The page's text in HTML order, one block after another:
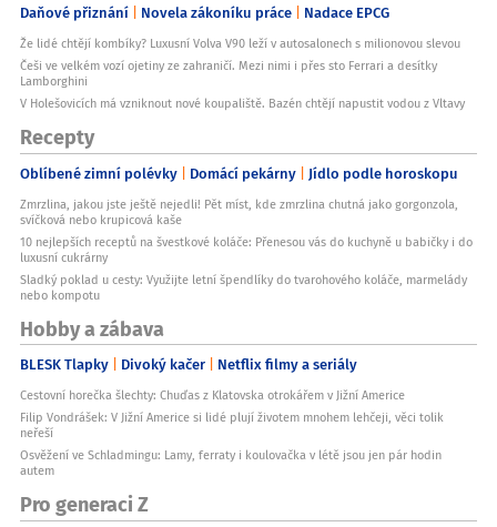
Daňové přiznání Novela zákoníku práce Nadace EPCG
Že lidé chtějí kombíky? Luxusní Volva V90 leží v autosalonech s milionovou slevou
Češi ve velkém vozí ojetiny ze zahraničí. Mezi nimi i přes sto Ferrari a desítky
Lamborghini
V Holešovicích má vzniknout nové koupaliště. Bazén chtějí napustit vodou z Vltavy
Recepty
Oblíbené zimní polévky Domácí pekárny Jídlo podle horoskopu
Zmrzlina, jakou jste ještě nejedli! Pět míst, kde zmrzlina chutná jako gorgonzola,
svíčková nebo krupicová kaše
10 nejlepších receptů na švestkové koláče: Přenesou vás do kuchyně u babičky i do
luxusní cukrárny
Sladký poklad u cesty: Využijte letní špendlíky do tvarohového koláče, marmelády
nebo kompotu
Hobby a zábava
BLESK Tlapky Divoký kačer Netflix filmy a seriály
Cestovní horečka šlechty: Chuďas z Klatovska otrokářem v Jižní Americe
Filip Vondrášek: V Jižní Americe si lidé plují životem mnohem lehčeji, věci tolik
neřeší
Osvěžení ve Schladmingu: Lamy, ferraty i koulovačka v létě jsou jen pár hodin
autem
Pro generaci Z